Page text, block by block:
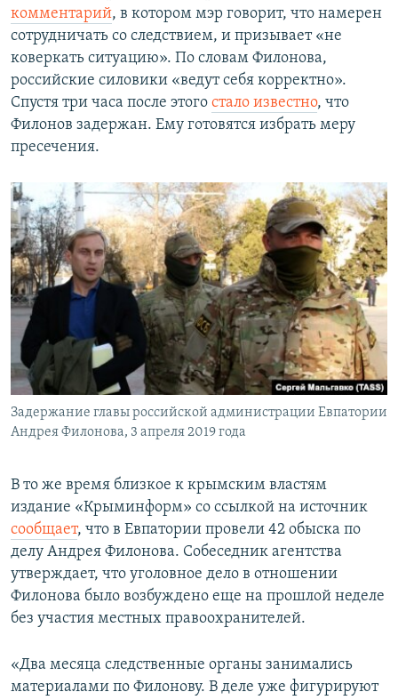
комментарий, в котором мэр говорит, что намерен
сотрудничать со следствием, и призывает «не
коверкать ситуацию». По словам Филонова,
российские силовики «ведут себя корректно».
Спустя три часа после этого стало известно, что
Филонов задержан. Ему готовятся избрать меру
пресечения.
Задержание главы российской администрации Евпатории
Андрея Филонова, 3 апреля 2019 года
В то же время близкое к крымским властям
издание «Крыминформ» со ссылкой на источник
сообщает, что в Евпатории провели 42 обыска по
делу Андрея Филонова. Собеседник агентства
утверждает, что уголовное дело в отношении
Филонова было возбуждено еще на прошлой неделе
без участия местных правоохранителей.
«Два месяца следственные органы занимались
материалами по Филонову. В деле уже фигурируют